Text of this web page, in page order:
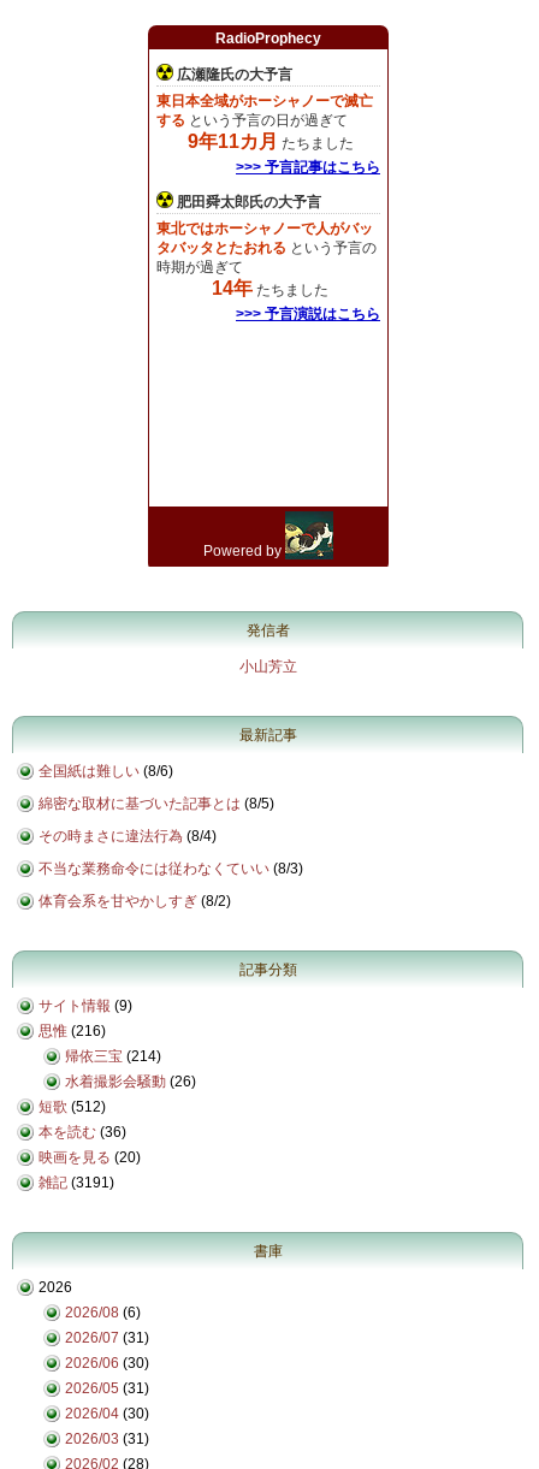
発信者
小山芳立
最新記事
全国紙は難しい (8/6)
綿密な取材に基づいた記事とは (8/5)
その時まさに違法行為 (8/4)
不当な業務命令には従わなくていい (8/3)
体育会系を甘やかしすぎ (8/2)
記事分類
サイト情報 (9)
思惟 (216)
帰依三宝 (214)
水着撮影会騒動 (26)
短歌 (512)
本を読む (36)
映画を見る (20)
雑記 (3191)
書庫
2026
2026/08 (6)
2026/07 (31)
2026/06 (30)
2026/05 (31)
2026/04 (30)
2026/03 (31)
2026/02 (28)